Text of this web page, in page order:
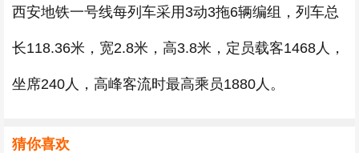
西安地铁一号线每列车采用3动3拖6辆编组，列车总
长118.36米，宽2.8米，高3.8米，定员载客1468人，
坐席240人，高峰客流时最高乘员1880人。
猜你喜欢